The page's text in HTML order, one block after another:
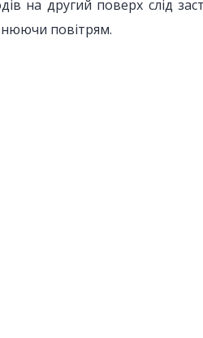
на другий поверх слід
повітрям.